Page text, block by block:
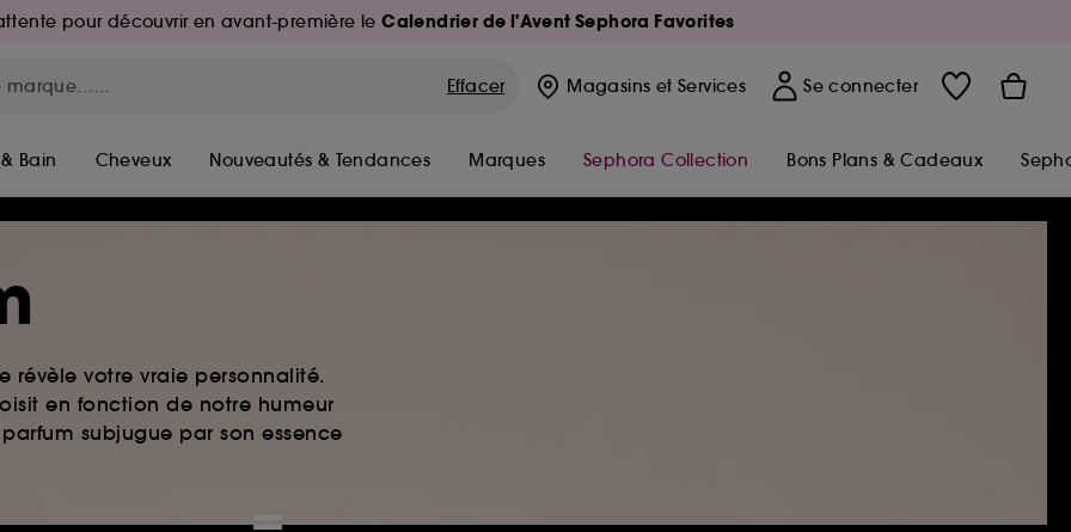
pour découvrir en avant-première leCalendrier de l'Avent Sephora Favorites
Effacer Magasins et Services Se connecter
Bain Cheveux Nouveautés & Tendances Marques Sephora Collection Bons Plans & Cadeaux
révèle votre vraie personnalité.
en fonction de notre humeur
subjugue par son essence